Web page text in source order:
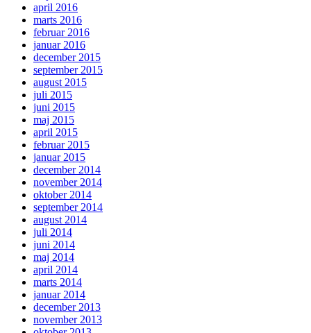
april 2016
marts 2016
februar 2016
januar 2016
december 2015
september 2015
august 2015
juli 2015
juni 2015
maj 2015
april 2015
februar 2015
januar 2015
december 2014
november 2014
oktober 2014
september 2014
august 2014
juli 2014
juni 2014
maj 2014
april 2014
marts 2014
januar 2014
december 2013
november 2013